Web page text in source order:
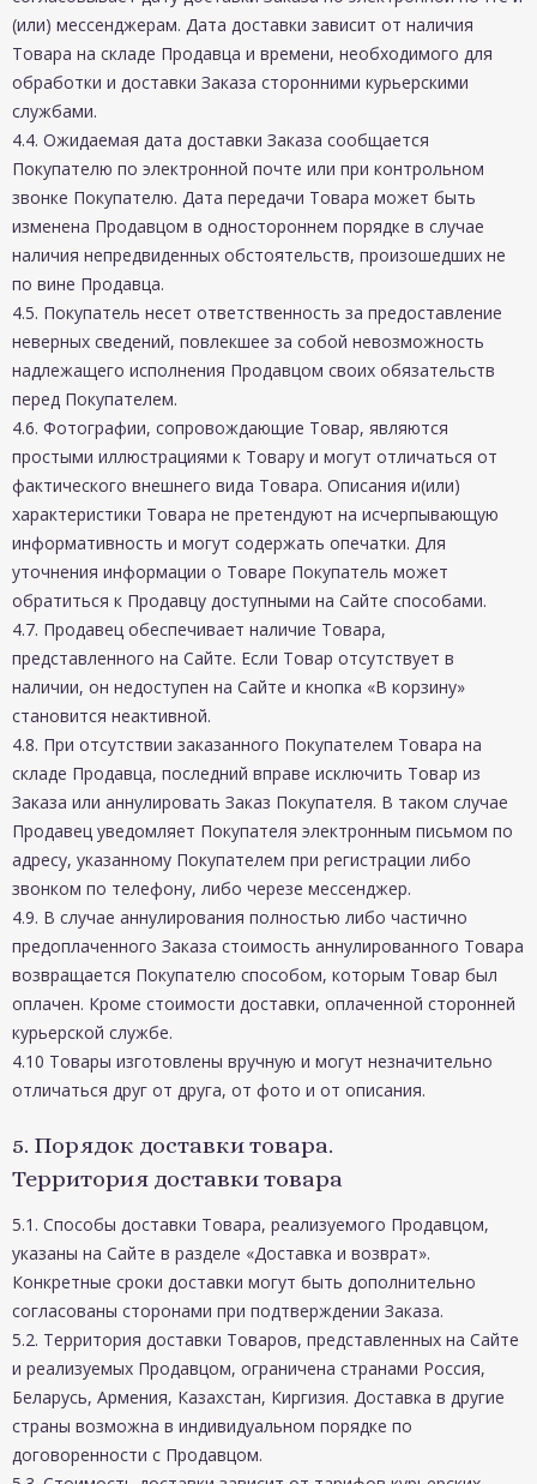
(или) мессенджерам. Дата доставки зависит от наличия
Товара на складе Продавца и времени, необходимого для
обработки и доставки Заказа сторонними курьерскими
службами.
4.4. Ожидаемая дата доставки Заказа сообщается
Покупателю по электронной почте или при контрольном
звонке Покупателю. Дата передачи Товара может быть
изменена Продавцом в одностороннем порядке в случае
наличия непредвиденных обстоятельств, произошедших не
по вине Продавца.
4.5. Покупатель несет ответственность за предоставление
неверных сведений, повлекшее за собой невозможность
надлежащего исполнения Продавцом своих обязательств
перед Покупателем.
4.6. Фотографии, сопровождающие Товар, являются
простыми иллюстрациями к Товару и могут отличаться от
фактического внешнего вида Товара. Описания и(или)
характеристики Товара не претендуют на исчерпывающую
информативность и могут содержать опечатки. Для
уточнения информации о Товаре Покупатель может
обратиться к Продавцу доступными на Сайте способами.
4.7. Продавец обеспечивает наличие Товара,
представленного на Сайте. Если Товар отсутствует в
наличии, он недоступен на Сайте и кнопка «В корзину»
становится неактивной.
4.8. При отсутствии заказанного Покупателем Товара на
складе Продавца, последний вправе исключить Товар из
Заказа или аннулировать Заказ Покупателя. В таком случае
Продавец уведомляет Покупателя электронным письмом по
адресу, указанному Покупателем при регистрации либо
звонком по телефону, либо черезе мессенджер.
4.9. В случае аннулирования полностью либо частично
предоплаченного Заказа стоимость аннулированного Товара
возвращается Покупателю способом, которым Товар был
оплачен. Кроме стоимости доставки, оплаченной сторонней
курьерской службе.
4.10 Товары изготовлены вручную и могут незначительно
отличаться друг от друга, от фото и от описания.
5. Порядок доставки товара.
Территория доставки товара
5.1. Способы доставки Товара, реализуемого Продавцом,
указаны на Сайте в разделе «Доставка и возврат».
Конкретные сроки доставки могут быть дополнительно
согласованы сторонами при подтверждении Заказа.
5.2. Территория доставки Товаров, представленных на Сайте
и реализуемых Продавцом, ограничена странами Россия,
Беларусь, Армения, Казахстан, Киргизия. Доставка в другие
страны возможна в индивидуальном порядке по
договоренности с Продавцом.